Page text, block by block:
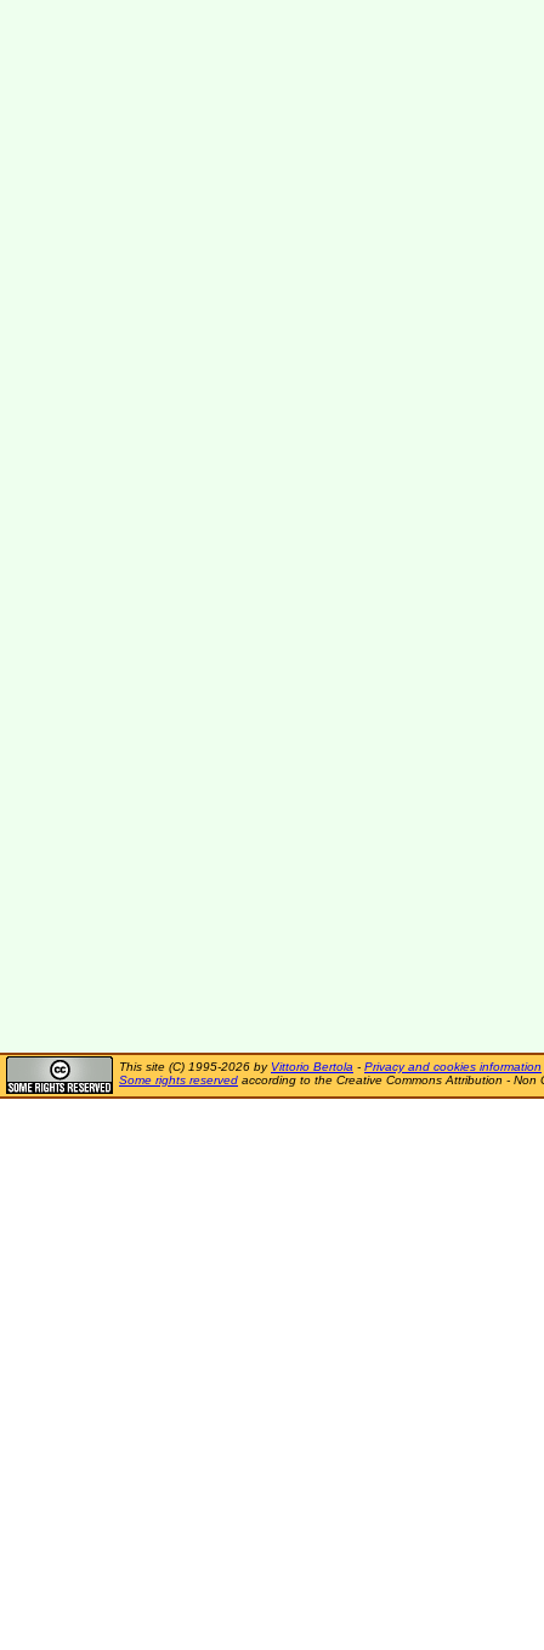
This site (C) 1995-2026 by Vittorio Bertola - Privacy and cookies information
Some rights reserved according to the Creative Commons Attribution - Non